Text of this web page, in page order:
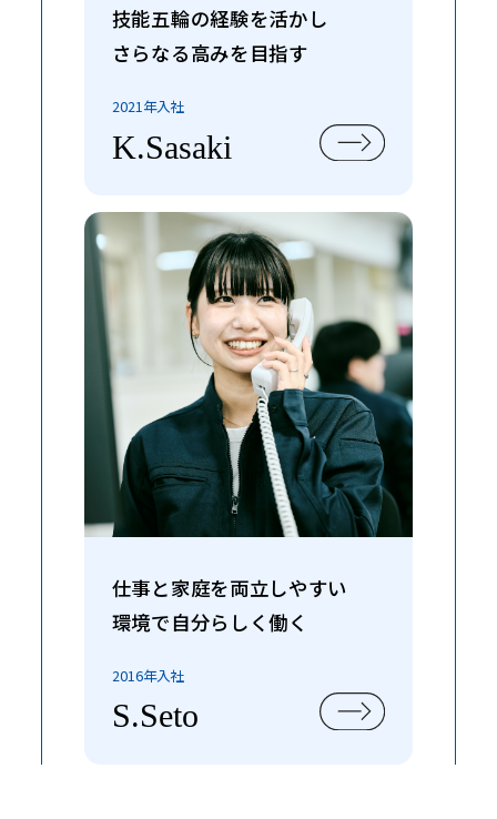
技能五輪の経験を活かし
さらなる高みを目指す
2021年入社
K.Sasaki
仕事と家庭を両立しやすい
環境で自分らしく働く
2016年入社
S.Seto